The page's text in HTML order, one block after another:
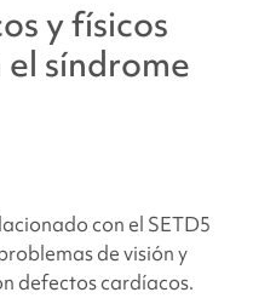
y físicos
síndrome
con el SETD5
de visión y
defectos cardíacos.